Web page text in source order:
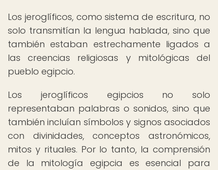
Los jeroglíficos, como sistema de escritura, no
solo transmitían la lengua hablada, sino que
también estaban estrechamente ligados a
las creencias religiosas y mitológicas del
pueblo egipcio.
Los jeroglíficos egipcios no solo
representaban palabras o sonidos, sino que
también incluían símbolos y signos asociados
con divinidades, conceptos astronómicos,
mitos y rituales. Por lo tanto, la comprensión
de la mitología egipcia es esencial para